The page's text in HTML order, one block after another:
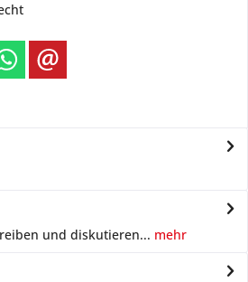
und diskutieren... mehr